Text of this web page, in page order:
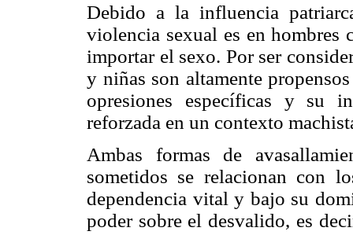
Debido a la influencia
violencia sexual es en hombres
importar el sexo. Por ser
y niñas son altamente
opresiones específicas y su
reforzada en un contexto
Ambas formas de
sometidos se relacionan con
dependencia vital y bajo su
poder sobre el desvalido, es